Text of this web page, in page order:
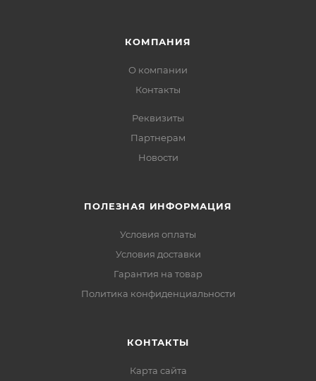
КОМПАНИЯ
О компании
Контакты
Реквизиты
Партнерам
Новости
ПОЛЕЗНАЯ ИНФОРМАЦИЯ
Условия оплаты
Условия доставки
Гарантия на товар
Политика конфиденциальности
КОНТАКТЫ
Карта сайта